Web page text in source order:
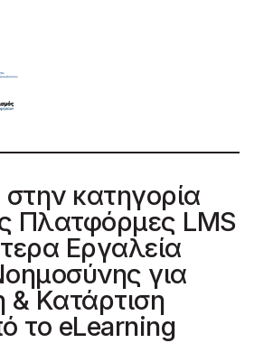
στην κατηγορία
Πλατφόρμες LMS
Εργαλεία
για
& Κατάρτιση
το eLearning